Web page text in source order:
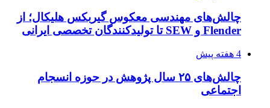
چالش‌های مهندسی معکوس گیربکس هلیکال؛ از
Flender و SEW تا تولیدکنندگان تخصصی ایرانی
4 هفته پیش
چالش‌های ۲۵ سال پژوهش در حوزه انسجام
اجتماعی